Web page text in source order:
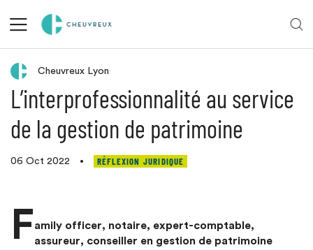
Retour aux actualités
Cheuvreux Lyon
L’interprofessionnalité au service
de la gestion de patrimoine
06 Oct 2022 • RÉFLEXION JURIDIQUE
Family officer, notaire, expert-comptable,
assureur, conseiller en gestion de patrimoine